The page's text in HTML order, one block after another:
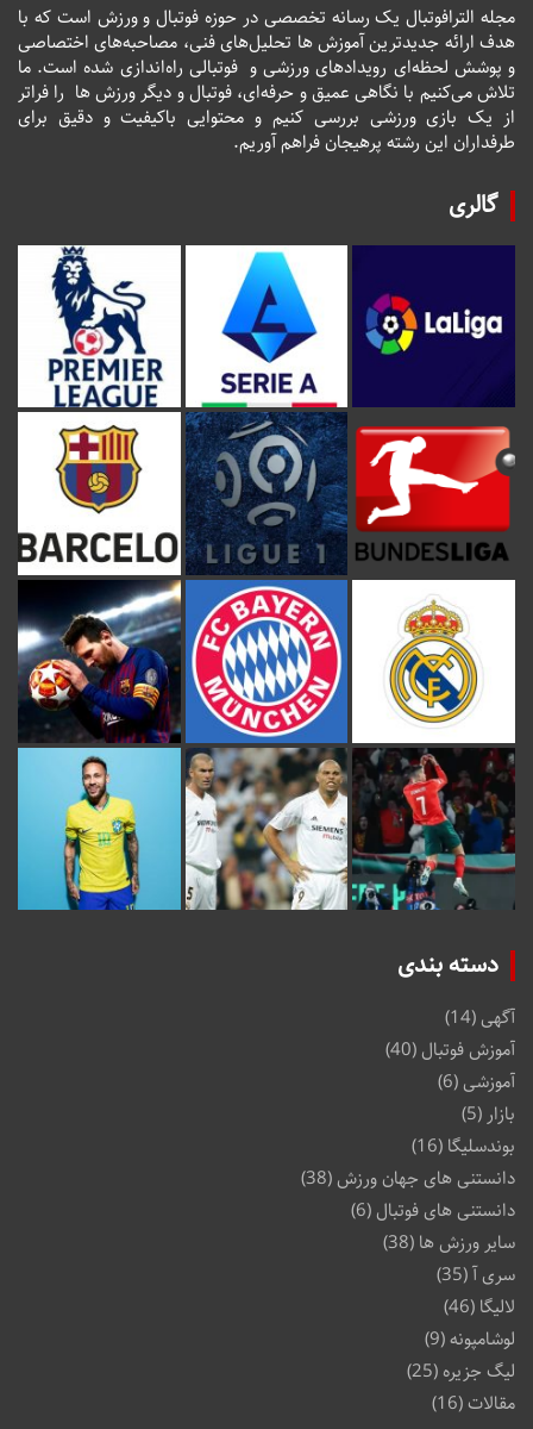
مجله الترافوتبال یک رسانه تخصصی در حوزه فوتبال و ورزش است که با
هدف ارائه جدیدترین آموزش ها تحلیل‌های فنی، مصاحبه‌های اختصاصی
و پوشش لحظه‌ای رویدادهای ورزشی و فوتبالی راه‌اندازی شده است. ما
تلاش می‌کنیم با نگاهی عمیق و حرفه‌ای، فوتبال و دیگر ورزش ها را فراتر
از یک بازی ورزشی بررسی کنیم و محتوایی باکیفیت و دقیق برای
طرفداران این رشته پرهیجان فراهم آوریم.
گالری
دسته بندی
آگهی(14)
آموزش فوتبال (40)
آموزشی(6)
بازار (5)
بوندسلیگا (16)
دانستنی های جهان ورزش(38)
دانستنی های فوتبال (6)
سایر ورزش ها (38)
سری آ(35)
لالیگا (46)
لوشامپونه(9)
لیگ جزیره (25)
مقالات(16)